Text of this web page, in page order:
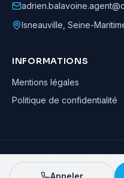
Isneauville Seine-
INFORMATIONS
Mentions légales
Politique de confidentialité
Adrien Balavoine—Agent
·
Appeler